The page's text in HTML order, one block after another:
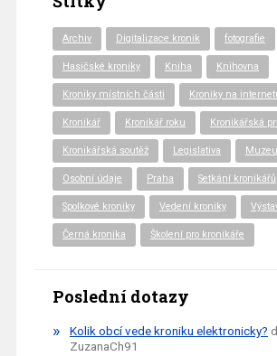
Archiv Digitalizace kronik fotografie
Hasičské kroniky Kniha Knihovna
Kroniky místních části Kroniky na
Kronikář Kronikář roku Kronikářská
Kronikářská soutěž Legislativa
Osobní údaje Praha Setkání kronikářů
Spolkové kroniky Vedení kroniky
Černá kronika Školení pro kronikáře
Poslední dotazy
Kolik obcí vede kroniku elektronicky?
ZuzanaCh91